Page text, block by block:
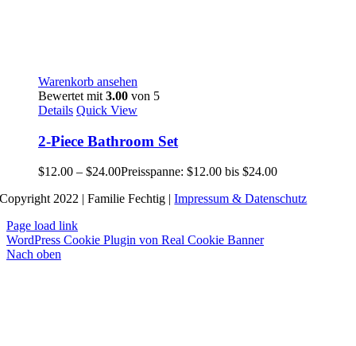
Warenkorb ansehen
Bewertet mit 3.00 von 5
Details Quick View
2-Piece Bathroom Set
$12.00 – $24.00Preisspanne: $12.00 bis $24.00
Copyright 2022 | Familie Fechtig |Impressum & Datenschutz
Page load link
WordPress Cookie Plugin von Real Cookie Banner
Nach oben